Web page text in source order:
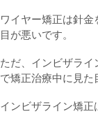
ワイヤー矯正は針
目が悪いです。
ただ、インビザラ
で矯正治療中に見た
インビザライン矯